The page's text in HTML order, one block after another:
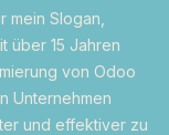
mein Slogan,
über 15 Jahren
von Odoo
Unternehmen
und effektiver zu